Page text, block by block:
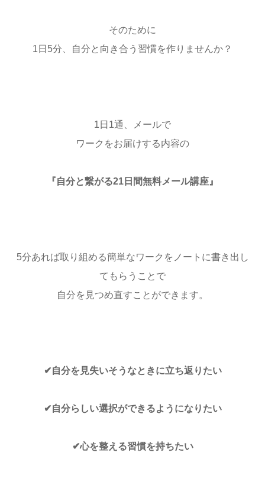
そのために
1日5分、自分と向き合う習慣を作りませんか？
1日1通、メールで
ワークをお届けする内容の
『自分と繋がる21日間無料メール講座』
5分あれば取り組める簡単なワークをノートに書き出し
てもらうことで
自分を見つめ直すことができます。
✔︎自分を見失いそうなときに立ち返りたい
✔︎自分らしい選択ができるようになりたい
✔︎心を整える習慣を持ちたい